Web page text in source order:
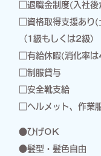
□退職金制度(入社
□資格取得支援あり
（1級もしくは2級）
□有給休暇(消化率
□制服貸与
□安全靴支給
□ヘルメット、作業
●ひげOK
●髪型・髪色自由